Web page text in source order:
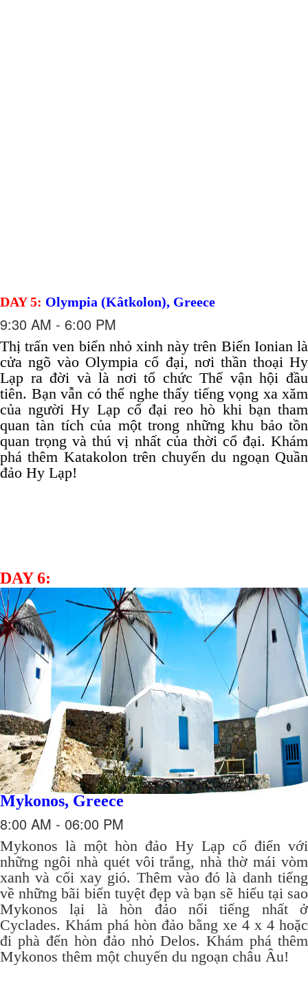
DAY 5: Olympia (Kâtkolon), Greece
9:30 AM - 6:00 PM
Thị trấn ven biển nhỏ xinh này trên Biển Ionian là
cửa ngõ vào Olympia cổ đại, nơi thần thoại Hy
Lạp ra đời và là nơi tổ chức Thế vận hội đầu
tiên. Bạn vẫn có thể nghe thấy tiếng vọng xa xăm
của người Hy Lạp cổ đại reo hò khi bạn tham
quan tàn tích của một trong những khu bảo tồn
quan trọng và thú vị nhất của thời cổ đại. Khám
phá thêm Katakolon trên chuyến du ngoạn Quần
đảo Hy Lạp!
DAY 6:
Mykonos, Greece
8:00 AM - 06:00 PM
Mykonos là một hòn đảo Hy Lạp cổ điển với
những ngôi nhà quét vôi trắng, nhà thờ mái vòm
xanh và cối xay gió. Thêm vào đó là danh tiếng
về những bãi biển tuyệt đẹp và bạn sẽ hiểu tại sao
Mykonos lại là hòn đảo nổi tiếng nhất ở
Cyclades. Khám phá hòn đảo bằng xe 4 x 4 hoặc
đi phà đến hòn đảo nhỏ Delos. Khám phá thêm
Mykonos thêm một chuyến du ngoạn châu Âu!